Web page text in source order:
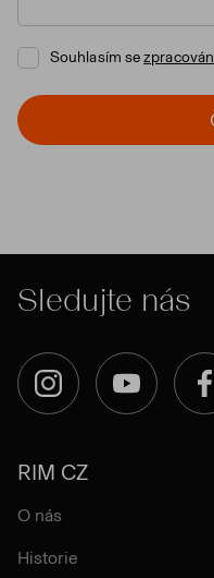
Souhlasím se
Sledujte nás
InstagramYouTube
RIM CZ
O nás
Historie